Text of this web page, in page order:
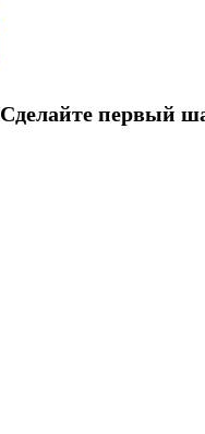
Сделайте первый